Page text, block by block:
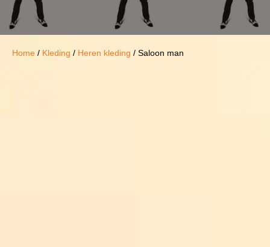
Home / Kleding / Heren kleding / Saloon man